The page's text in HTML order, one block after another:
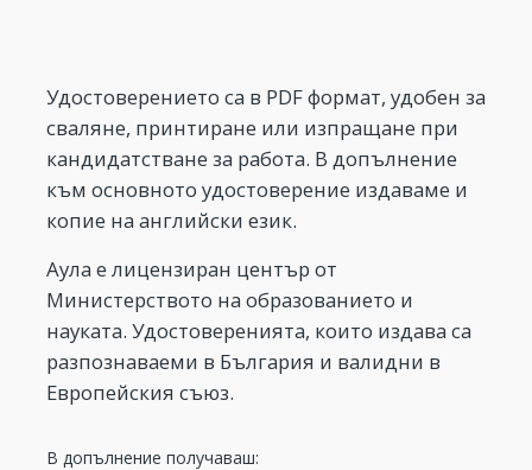
Удостоверението са в PDF формат, удобен за
сваляне, принтиране или изпращане при
кандидатстване за работа. В допълнение
към основното удостоверение издаваме и
копие на английски език.
Аула е лицензиран център от
Министерството на образованието и
науката. Удостоверенията, които издава са
разпознаваеми в България и валидни в
Европейския съюз.
В допълнение получаваш: